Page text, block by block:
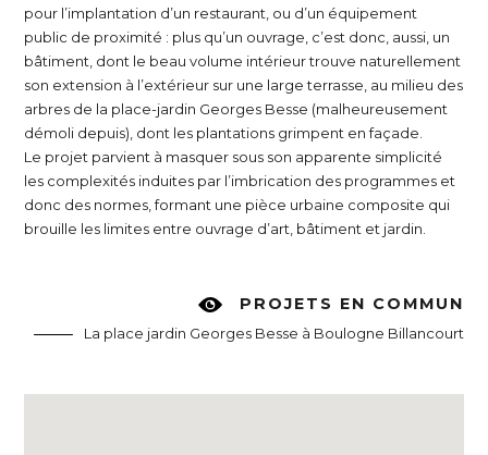
pour l’implantation d’un restaurant, ou d’un équipement
public de proximité : plus qu’un ouvrage, c’est donc, aussi, un
bâtiment, dont le beau volume intérieur trouve naturellement
son extension à l’extérieur sur une large terrasse, au milieu des
arbres de la place-jardin Georges Besse (malheureusement
démoli depuis), dont les plantations grimpent en façade.
Le projet parvient à masquer sous son apparente simplicité
les complexités induites par l’imbrication des programmes et
donc des normes, formant une pièce urbaine composite qui
brouille les limites entre ouvrage d’art, bâtiment et jardin.
PROJETS EN COMMUN
La place jardin Georges Besse à Boulogne Billancourt